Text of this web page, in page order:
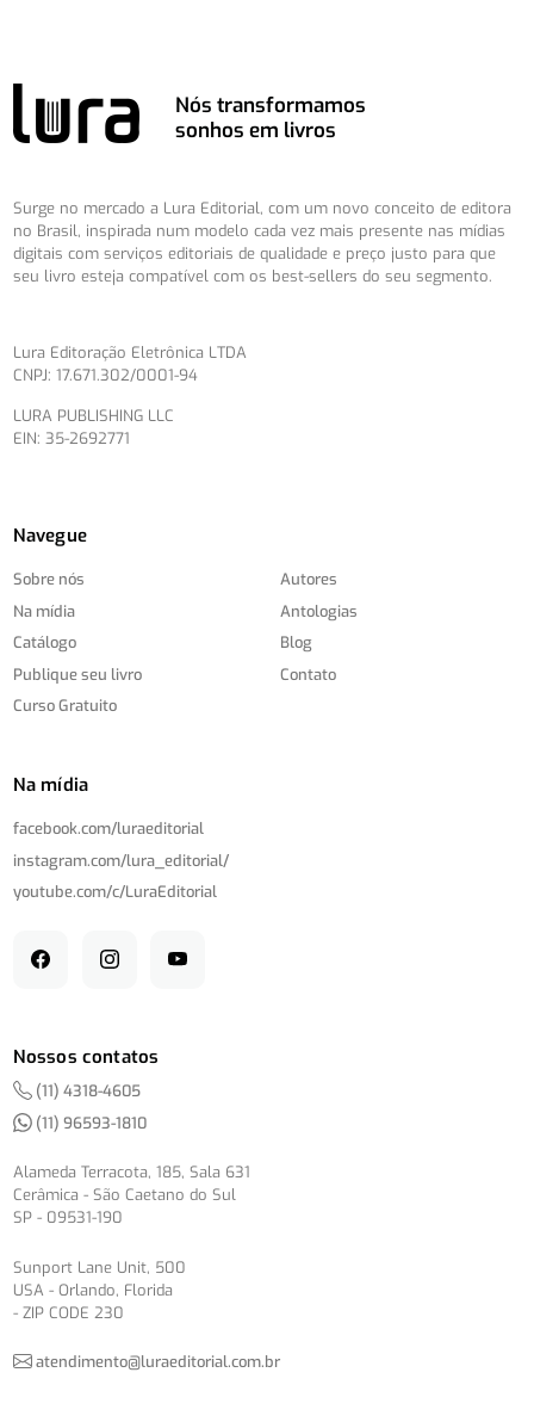
Nós transformamos
sonhos em livros
Surge no mercado a Lura Editorial, com um novo conceito de editora
no Brasil, inspirada num modelo cada vez mais presente nas mídias
digitais com serviços editoriais de qualidade e preço justo para que
seu livro esteja compatível com os best-sellers do seu segmento.
Lura Editoração Eletrônica LTDA
CNPJ: 17.671.302/0001-94
LURA PUBLISHING LLC
EIN: 35-2692771
Navegue
Sobre nós
Na mídia
Catálogo
Publique seu livro
Curso Gratuito
Autores
Antologias
Blog
Contato
Na mídia
facebook.com/luraeditorial
instagram.com/lura_editorial/
youtube.com/c/LuraEditorial
Nossos contatos
(11) 4318-4605
(11) 96593-1810
Alameda Terracota, 185, Sala 631
Cerâmica - São Caetano do Sul
SP - 09531-190
Sunport Lane Unit, 500
USA - Orlando, Florida
- ZIP CODE 230
atendimento@luraeditorial.com.br